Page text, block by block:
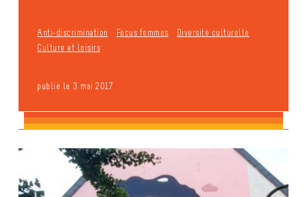
Anti-discrimination Focus femmes
Diversité culturelle
Culture et loisirs
publié le 3 mai 2017